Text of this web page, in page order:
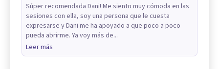
Súper recomendada Dani! Me siento muy cómoda en las
sesiones con ella, soy una persona que le cuesta
expresarse y Dani me ha apoyado a que poco a poco
pueda abrirme. Ya voy más de...
Leer más